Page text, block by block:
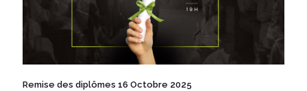
Remise des diplômes 16 Octobre 2025